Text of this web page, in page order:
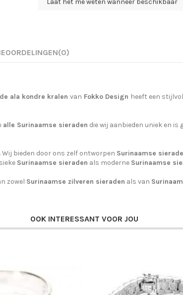
(0)
ala kondre kralen van Fokko Design heeft een
alle Surinaamse sieraden die wij aanbieden uniek en is
bieden door ons zelf ontworpen Surinaamse
Surinaamse sieraden als moderne Surinaamse
zowel Surinaamse zilveren sieraden als van
OOK INTERESSANT VOOR JOU